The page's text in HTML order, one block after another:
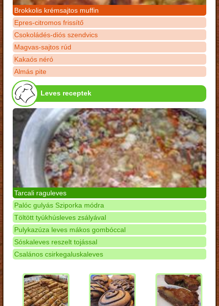
Brokkolis krémsajtos muffin
Epres-citromos frissítő
Csokoládés-diós szendvics
Magvas-sajtos rúd
Kakaós néró
Almás pite
Leves receptek
Tarcali raguleves
Palóc gulyás Sziporka módra
Töltött tyúkhúsleves zsályával
Pulykazúza leves mákos gombóccal
Sóskaleves reszelt tojással
Csalános csirkegaluskaleves